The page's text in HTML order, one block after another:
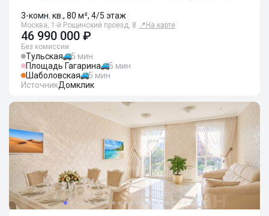
3-комн. кв., 80 м², 4/5 этаж
Москва, 1-й Рощинский проезд, 8 📍 На карте
46 990 000 ₽
Без комиссии
Тульская
5 мин
Площадь Гагарина
5 мин
Шаболовская
5 мин
ИсточникДомклик